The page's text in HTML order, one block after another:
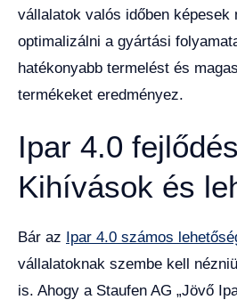
vállalatok valós időben képesek
optimalizálni a gyártási
hatékonyabb termelést és
termékeket eredményez.
Ipar 4.0
Kihívások és
Bár az Ipar 4.0 számos
vállalatoknak szembe kell
is. Ahogy a Staufen AG „Jövő